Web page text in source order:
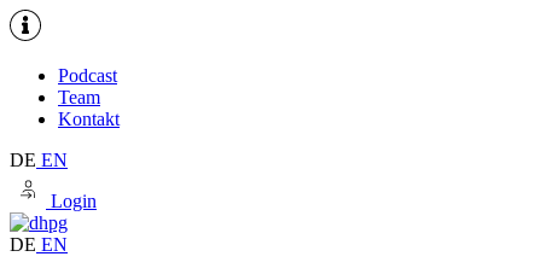
Podcast
Team
Kontakt
DE EN
Login
DE EN